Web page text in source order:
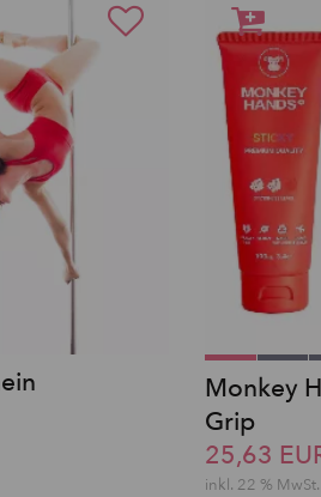
Monkey
Grip
25,63
inkl. 22 % MwSt.